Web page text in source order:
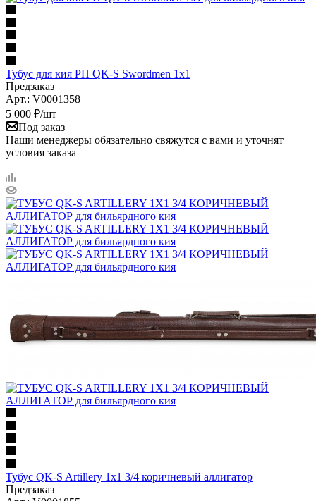
Тубус для кия РП QK-S Swordmen 1x1
Предзаказ
Арт.: V0001358
5 000 ₽/шт
Под заказ
Наши менеджеры обязательно свяжутся с вами и уточнят
условия заказа
Тубус QK-S Artillery 1x1 3/4 коричневый аллигатор
Предзаказ